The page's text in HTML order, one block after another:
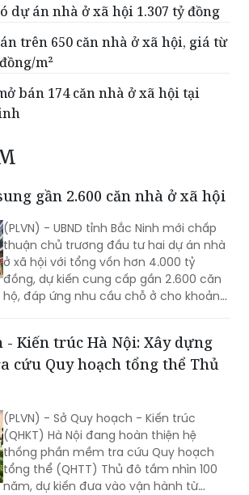
dự án nhà ở xã hội 1.307 tỷ đồng
trên 650 căn nhà ở xã hội, giá từ
m²
bán 174 căn nhà ở xã hội tại
gần 2.600 căn nhà ở xã hội
(PLVN) - UBND tỉnh Bắc Ninh mới chấp
thuận chủ trương đầu tư hai dự án nhà
ở xã hội với tổng vốn hơn 4.000 tỷ
đồng, dự kiến cung cấp gần 2.600 căn
hộ, đáp ứng nhu cầu chỗ ở cho khoảng
- Kiến trúc Hà Nội: Xây dựng
cứu Quy hoạch tổng thể Thủ
(PLVN) - Sở Quy hoạch - Kiến trúc
(QHKT) Hà Nội đang hoàn thiện hệ
thống phần mềm tra cứu Quy hoạch
tổng thể (QHTT) Thủ đô tầm nhìn 100
năm, dự kiến đưa vào vận hành từ